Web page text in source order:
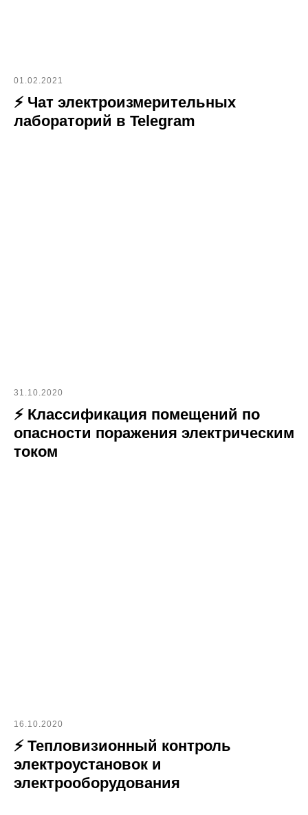
01.02.2021
⚡ Чат электроизмерительных
лабораторий в Telegram
31.10.2020
⚡ Классификация помещений по
опасности поражения электрическим
током
16.10.2020
⚡ Тепловизионный контроль
электроустановок и
электрооборудования